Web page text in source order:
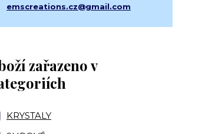
zařazeno v
KRYSTALY
emscreations.cz@gmail.com